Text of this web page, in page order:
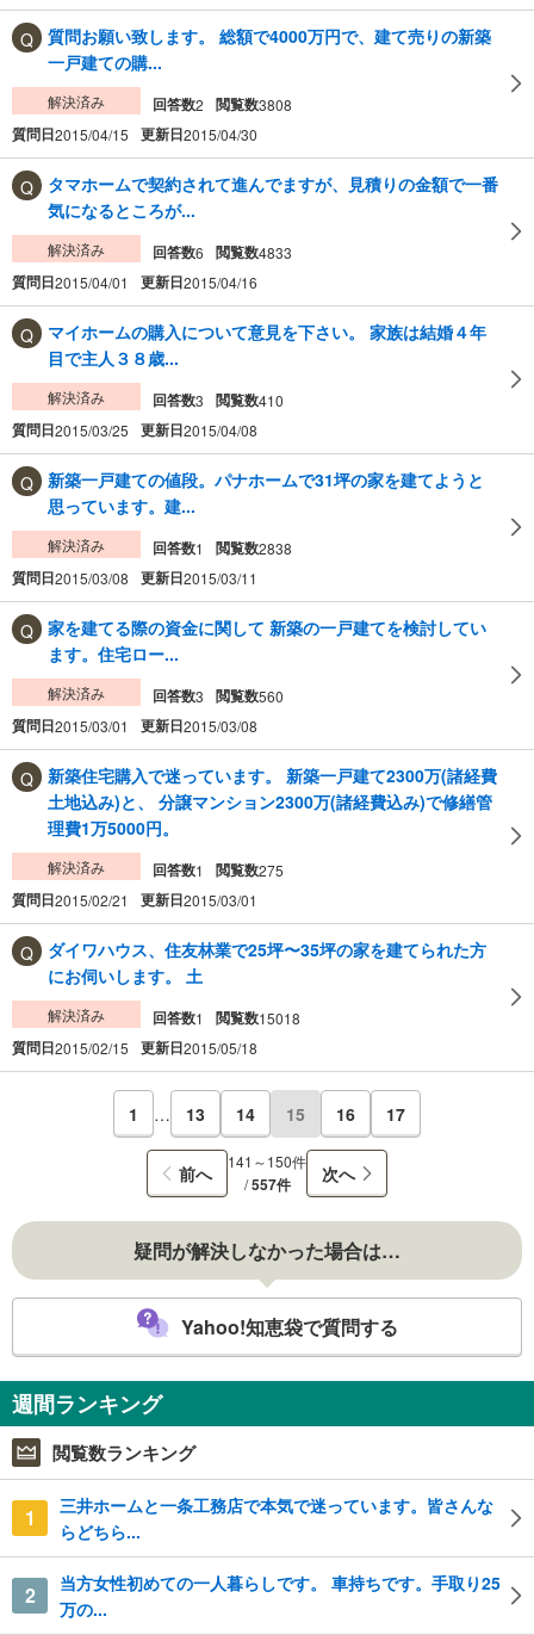
質問お願い致します。 総額で4000万円で、建て売りの新築
一戸建ての購...
解決済み 回答数2 閲覧数3808
質問日2015/04/15 更新日2015/04/30
タマホームで契約されて進んでますが、見積りの金額で一番
気になるところが...
解決済み 回答数6 閲覧数4833
質問日2015/04/01 更新日2015/04/16
マイホームの購入について意見を下さい。 家族は結婚４年
目で主人３８歳...
解決済み 回答数3 閲覧数410
質問日2015/03/25 更新日2015/04/08
新築一戸建ての値段。パナホームで31坪の家を建てようと
思っています。建...
解決済み 回答数1 閲覧数2838
質問日2015/03/08 更新日2015/03/11
家を建てる際の資金に関して 新築の一戸建てを検討してい
ます。住宅ロー...
解決済み 回答数3 閲覧数560
質問日2015/03/01 更新日2015/03/08
新築住宅購入で迷っています。 新築一戸建て2300万(諸経費
土地込み)と、 分譲マンション2300万(諸経費込み)で修繕管
理費1万5000円。
解決済み 回答数1 閲覧数275
質問日2015/02/21 更新日2015/03/01
ダイワハウス、住友林業で25坪〜35坪の家を建てられた方
にお伺いします。 土
解決済み 回答数1 閲覧数15018
質問日2015/02/15 更新日2015/05/18
1 … 13 14 15 16 17
前へ
141～150件
/557件 次へ
疑問が解決しなかった場合は…
Yahoo!知恵袋で質問する
週間ランキング
閲覧数ランキング
1
三井ホームと一条工務店で本気で迷っています。皆さんな
らどちら...
2
当方女性初めての一人暮らしです。 車持ちです。手取り25
万の...